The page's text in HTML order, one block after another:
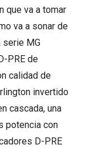
que va a tomar
va a sonar de
serie MG
PRE de
calidad de
invertido
cascada, una
potencia con
D-PRE